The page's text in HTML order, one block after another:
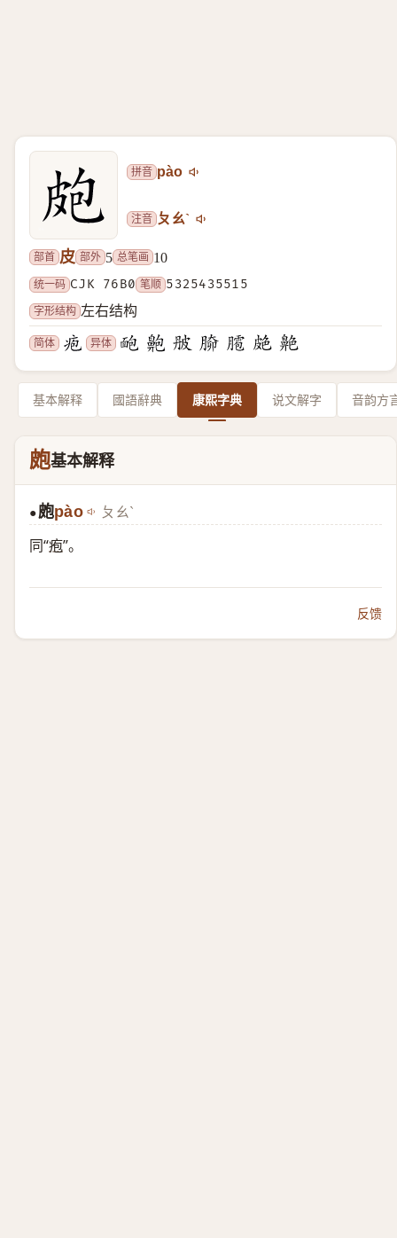
拼音 pào
注音 ㄆㄠˋ
部首 皮 部外 5 总笔画 10
统一码 CJK 76B0 笔顺 5325435515
字形结构 左右结构
简体 异体
基本解释 國語辭典 康熙字典 说文解字 音韵方
皰基本解释
● 皰pào ㄆㄠˋ
同“疱”。
反馈